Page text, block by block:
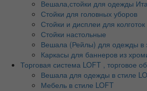
Вешала,стойки для одежды
Стойки для головных уборов
Стойки и дисплеи для колготок
Стойки настольные
Вешала (Рейлы) для одежды в
Каркасы для баннеров из
Торговая система LOFT , торговое
Вешала для одежды в стиле
Мебель в стиле LOFT